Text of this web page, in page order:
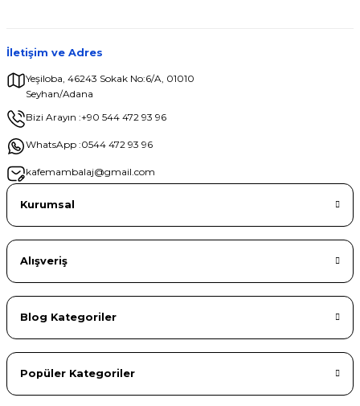
İletişim ve Adres
Yeşiloba, 46243 Sokak No:6/A, 01010
Seyhan/Adana
Bizi Arayın :+90 544 472 93 96
WhatsApp :0544 472 93 96
kafemambalaj@gmail.com
Kurumsal
Alışveriş
Blog Kategoriler
Popüler Kategoriler